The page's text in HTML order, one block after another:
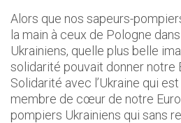
Alors que nos sapeurs-
la main à ceux de Pologne
Ukrainiens, quelle plus belle
solidarité pouvait donner notre
Solidarité avec l’Ukraine qui est
membre de cœur de notre
pompiers Ukrainiens qui sans